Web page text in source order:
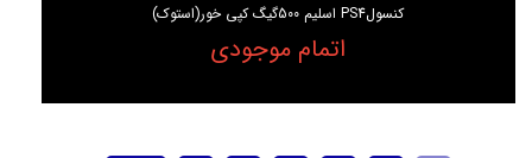
کنسولPS4 اسلیم 500گیگ کپی خور(استوک)
اتمام موجودی